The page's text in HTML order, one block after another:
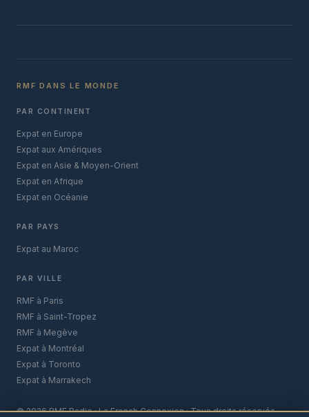
RMF DANS LE MONDE
PAR CONTINENT
Expat en Europe
Expat aux Amériques
Expat en Asie & Moyen-Orient
Expat en Afrique
Expat en Océanie
PAR PAYS
Expat au Maroc
PAR VILLE
RMF à Paris
RMF à Saint-Tropez
RMF à Megève
Expat à Montréal
Expat à Toronto
Expat à Marrakech
© 2026 RMF Radio · La French Connexion · Tous droits réservés